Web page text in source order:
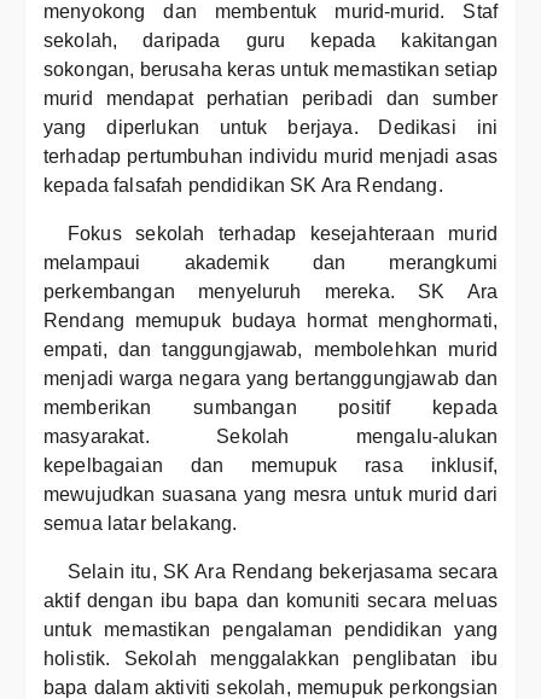
menyokong dan membentuk murid-murid. Staf
sekolah, daripada guru kepada kakitangan
sokongan, berusaha keras untuk memastikan setiap
murid mendapat perhatian peribadi dan sumber
yang diperlukan untuk berjaya. Dedikasi ini
terhadap pertumbuhan individu murid menjadi asas
kepada falsafah pendidikan SK Ara Rendang.
Fokus sekolah terhadap kesejahteraan murid
melampaui akademik dan merangkumi
perkembangan menyeluruh mereka. SK Ara
Rendang memupuk budaya hormat menghormati,
empati, dan tanggungjawab, membolehkan murid
menjadi warga negara yang bertanggungjawab dan
memberikan sumbangan positif kepada
masyarakat. Sekolah mengalu-alukan
kepelbagaian dan memupuk rasa inklusif,
mewujudkan suasana yang mesra untuk murid dari
semua latar belakang.
Selain itu, SK Ara Rendang bekerjasama secara
aktif dengan ibu bapa dan komuniti secara meluas
untuk memastikan pengalaman pendidikan yang
holistik. Sekolah menggalakkan penglibatan ibu
bapa dalam aktiviti sekolah, memupuk perkongsian